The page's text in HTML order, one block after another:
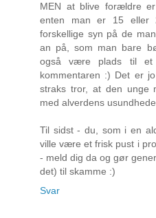
MEN at blive forældre
enten man er 15 eller
forskellige syn på de
an på, som man bare
også være plads til et
kommentaren :) Det er
straks tror, at den unge
med alverdens
Til sidst - du, som i en
ville være et frisk pust i
- meld dig da og gør
det) til skamme :)
Svar